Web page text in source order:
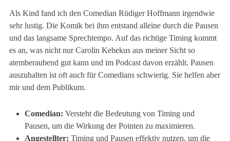
Als Kind fand ich den Comedian Rüdiger Hoffmann irgendwie
sehr lustig. Die Komik bei ihm entstand alleine durch die Pausen
und das langsame Sprechtempo. Auf das richtige Timing kommt
es an, was nicht nur Carolin Kebekus aus meiner Sicht so
atemberaubend gut kann und im Podcast davon erzählt. Pausen
auszuhalten ist oft auch für Comedians schwierig. Sie helfen aber
mir und dem Publikum.
Comedian: Versteht die Bedeutung von Timing und
Pausen, um die Wirkung der Pointen zu maximieren.
Angestellter: Timing und Pausen effektiv nutzen, um die